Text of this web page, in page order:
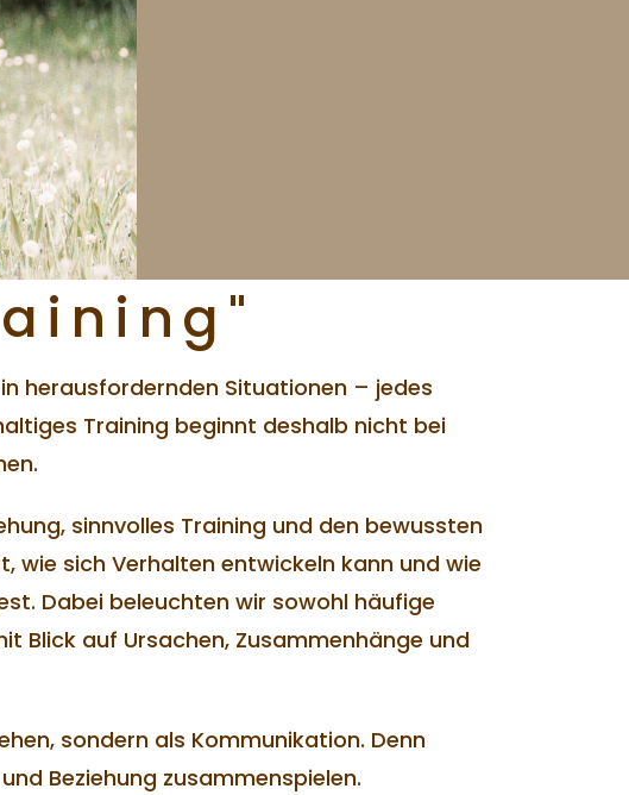
herausfordernden Situationen – jedes
Training beginnt deshalb nicht bei
sinnvolles Training und den bewussten
wie sich Verhalten entwickeln kann und wie
Dabei beleuchten wir sowohl häufige
Blick auf Ursachen, Zusammenhänge und
sondern als Kommunikation. Denn
Beziehung zusammenspielen.